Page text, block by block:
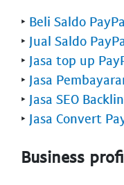
‣ Beli Saldo
‣ Jual Saldo
‣ Jasa top up
‣ Jasa
‣ Jasa SEO
‣ Jasa Convert
Business